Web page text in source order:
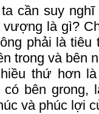
cần suy
là gì?
phải là
trong và bên
thứ hơn
bên grong,
và phúc lợi